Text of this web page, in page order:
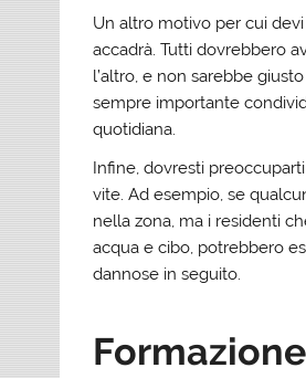
Un altro motivo per cui
accadrà. Tutti dovrebbero
l’altro, e non sarebbe
sempre importante
quotidiana.
Infine, dovresti
vite. Ad esempio, se
nella zona, ma i residenti
acqua e cibo, potrebbero
dannose in seguito.